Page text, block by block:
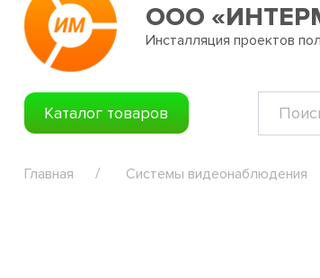
ООО
Инсталляция проектов
Каталог товаров
Главная Системы видеонаблюдения